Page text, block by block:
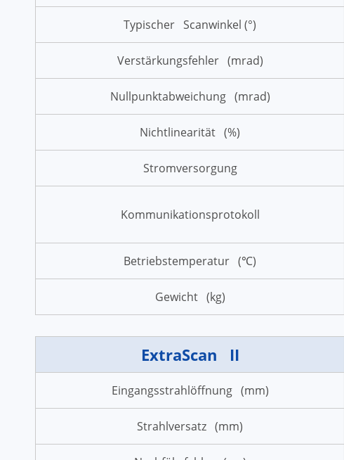
Typischer Scanwinkel (°)
Verstärkungsfehler (mrad)
Nullpunktabweichung (mrad)
Nichtlinearität (%)
Stromversorgung
Kommunikationsprotokoll
Betriebstemperatur (℃)
Gewicht (kg)
ExtraScan II
Eingangsstrahlöffnung (mm)
Strahlversatz (mm)